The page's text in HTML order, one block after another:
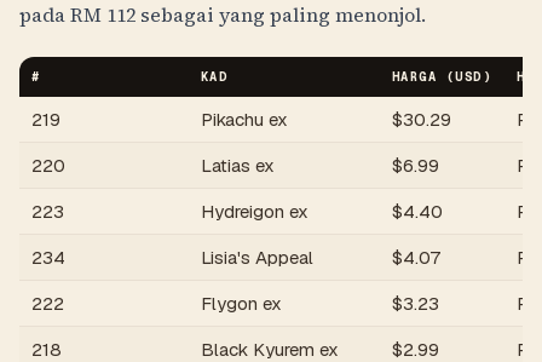
padaRM 112 sebagai yang paling menonjol.
# KAD HARGA (USD)
219 Pikachu ex $30.29
220
Latias ex $6.99
223
Hydreigon ex $4.40
234
Lisia's Appeal $4.07
222
Flygon ex $3.23
218
Black Kyurem ex $2.99